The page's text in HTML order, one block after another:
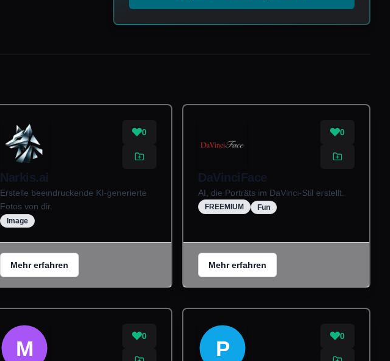
0
Narkis.ai
Erstelle beeindruckende KI-generierte
Fotos von dir.
Image
Mehr erfahren
0
DaVinciFace
AI, die Porträts im DaVinci-Stil erstellt.
FREEMIUM Fun
Mehr erfahren
M
0
P
0